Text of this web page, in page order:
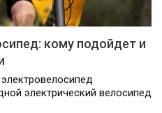
кому подойдет и
электрический велосипед